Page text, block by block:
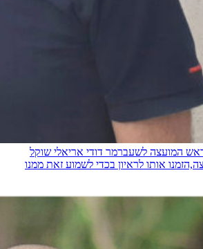
המועצה לשעברמר דודי אריאלי שוקל
אותו לראיון בכדי לשמוע זאת ממנו